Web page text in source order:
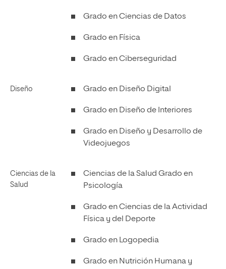
Grado en Ciencias de Datos
Grado en Física
Grado en Ciberseguridad
Diseño Grado en Diseño Digital
Grado en Diseño de Interiores
Grado en Diseño y Desarrollo de
Videojuegos
Ciencias de la
Salud
Ciencias de la Salud Grado en
Psicología
Grado en Ciencias de la Actividad
Física y del Deporte
Grado en Logopedia
Grado en Nutrición Humana y